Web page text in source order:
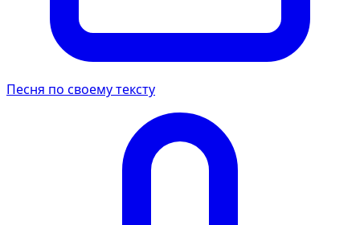
Песня по своему тексту